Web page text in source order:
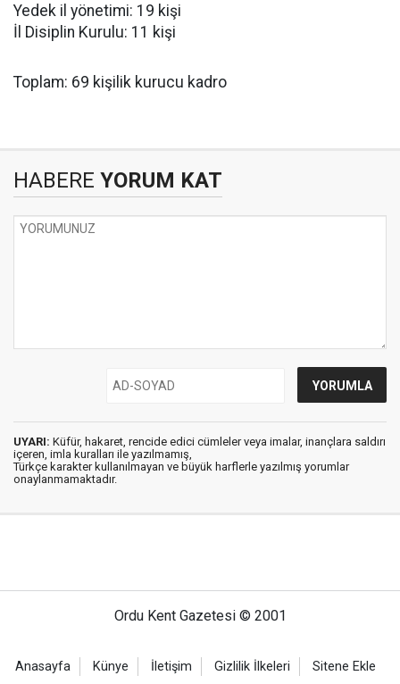
Yedek il yönetimi: 19 kişi
İl Disiplin Kurulu: 11 kişi
Toplam: 69 kişilik kurucu kadro
HABERE YORUM KAT
UYARI: Küfür, hakaret, rencide edici cümleler veya imalar, inançlara saldırı
içeren, imla kuralları ile yazılmamış,
Türkçe karakter kullanılmayan ve büyük harflerle yazılmış yorumlar
onaylanmamaktadır.
Ordu Kent Gazetesi © 2001
Anasayfa Künye İletişim Gizlilik İlkeleri Sitene Ekle